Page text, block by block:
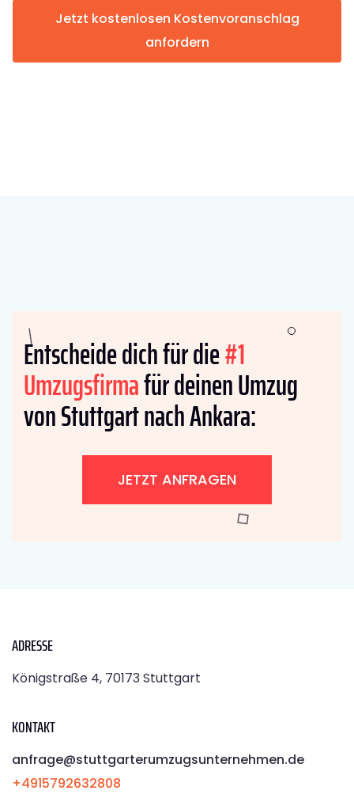
Jetzt kostenlosen Kostenvoranschlag
anfordern
Entscheide dich für die#1
Umzugsfirmafür deinen Umzug
von Stuttgart nach Ankara:
JETZT ANFRAGEN
ADRESSE
Königstraße 4, 70173 Stuttgart
KONTAKT
anfrage@stuttgarterumzugsunternehmen.de
+4915792632808